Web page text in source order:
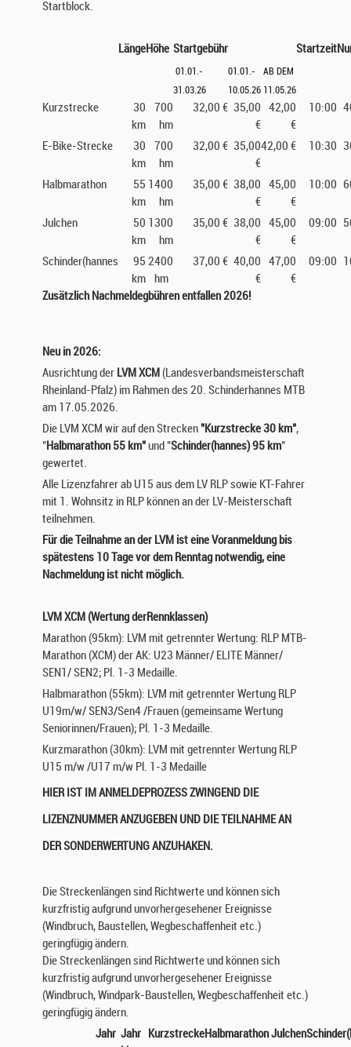
Startblock.
LängeHöhe Startgebühr Startzeit
01.01.-
31.03.26
01.01.-
10.05.26
AB DEM
11.05.26
Kurzstrecke
30
km
700
hm
32,00 € 35,00
€
42,00
€
10:00
E-Bike-Strecke
30
km
700
hm
32,00 € 35,00
€
42,00 € 10:30
Halbmarathon
55
km
1400
hm
35,00 € 38,00
€
45,00
€
10:00
Julchen
50
km
1300
hm
35,00 € 38,00
€
45,00
€
09:00
Schinder(hannes
95
km
2400
hm
37,00 € 40,00
€
47,00
€
09:00
Zusätzlich Nachmeldegbühren entfallen 2026!
Neu in 2026:
Ausrichtung der LVM XCM (Landesverbandsmeisterschaft
Rheinland-Pfalz) im Rahmen des 20. Schinderhannes MTB
am 17.05.2026.
Die LVM XCM wir auf den Strecken "Kurzstrecke 30 km",
"Halbmarathon 55 km"und "Schinder(hannes) 95 km"
gewertet.
Alle Lizenzfahrer ab U15 aus dem LV RLP sowie KT-Fahrer
mit 1. Wohnsitz in RLP können an der LV-Meisterschaft
teilnehmen.
Für die Teilnahme an der LVM ist eine Voranmeldung bis
spätestens 10 Tage vor dem Renntag notwendig, eine
Nachmeldung ist nicht möglich.
LVM XCM (Wertung derRennklassen)
Marathon (95km): LVM mit getrennter Wertung: RLP MTB-
Marathon (XCM) der AK: U23 Männer/ ELITE Männer/
SEN1/ SEN2; Pl. 1-3 Medaille.
Halbmarathon (55km): LVM mit getrennter Wertung RLP
U19m/w/ SEN3/Sen4 /Frauen (gemeinsame Wertung
Seniorinnen/Frauen); Pl. 1-3 Medaille.
Kurzmarathon (30km): LVM mit getrennter Wertung RLP
U15 m/w /U17 m/w Pl. 1-3 Medaille
HIER IST IM ANMELDEPROZESS ZWINGEND DIE
LIZENZNUMMER ANZUGEBEN UND DIE TEILNAHME AN
DER SONDERWERTUNG ANZUHAKEN.
Die Streckenlängen sind Richtwerte und können sich
kurzfristig aufgrund unvorhergesehener Ereignisse
(Windbruch, Baustellen, Wegbeschaffenheit etc.)
geringfügig ändern.
Die Streckenlängen sind Richtwerte und können sich
kurzfristig aufgrund unvorhergesehener Ereignisse
(Windbruch, Windpark-Baustellen, Wegbeschaffenheit etc.)
geringfügig ändern.
Jahr Jahr
KurzstreckeHalbmarathonJulchen